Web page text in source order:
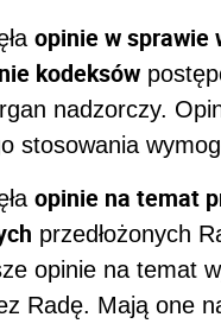
opinie w sprawie
kodeksów
nadzorczy.
stosowania
opinie na temat
przedłożonych
opinie na temat
Radę. Mają one